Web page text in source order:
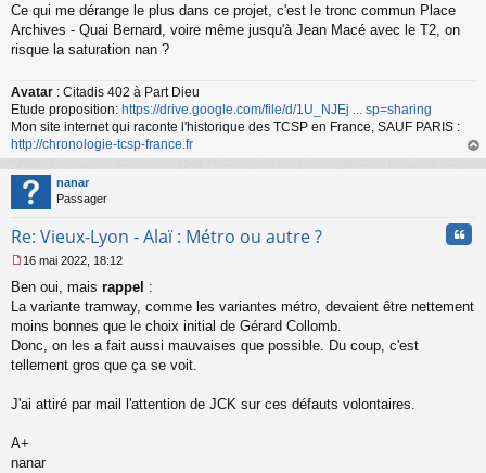
e
s
s
e
n
o
n
l
u
Ce qui me dérange le plus dans ce projet, c'est le tronc commun Place
Archives - Quai Bernard, voire même jusqu'à Jean Macé avec le T2, on
risque la saturation nan ?
Avatar : Citadis 402 à Part Dieu
Etude proposition: https://drive.google.com/file/d/1U_NJEj ... sp=sharing
Mon site internet qui raconte l'historique des TCSP en France, SAUF PARIS :
http://chronologie-tcsp-france.fr
au
nanar
Passager
Re: Vieux-Lyon - Alaï : Métro ou autre ?
e
s
s
g
e
o
u
16 mai 2022, 18:12
Ben oui, mais rappel :
La variante tramway, comme les variantes métro, devaient être nettement
moins bonnes que le choix initial de Gérard Collomb.
Donc, on les a fait aussi mauvaises que possible. Du coup, c'est
tellement gros que ça se voit.
J'ai attiré par mail l'attention de JCK sur ces défauts volontaires.
A+
nanar